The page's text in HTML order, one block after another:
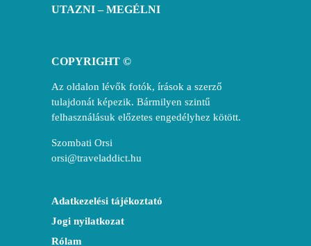
UTAZNI – MEGÉLNI
COPYRIGHT ©
Az oldalon lévők fotók, írások a szerző
tulajdonát képezik. Bármilyen szintű
felhasználásuk előzetes engedélyhez kötött.
Szombati Orsi
orsi@traveladdict.hu
Adatkezelési tájékoztató
Jogi nyilatkozat
Rólam